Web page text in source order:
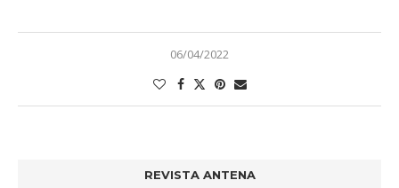
06/04/2022
REVISTA ANTENA